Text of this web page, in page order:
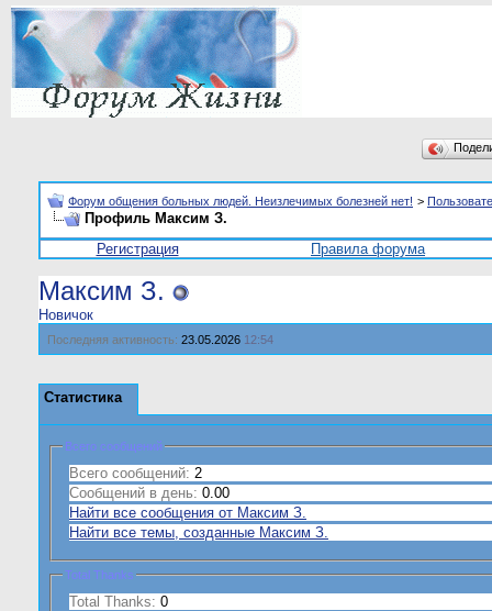
Форум общения больных людей. Неизлечимых болезней нет! >
Профиль Максим З.
Регистрация
Правила форума
Максим З.
Новичок
Последняя активность: 23.05.2026 12:54
Статистика
Всего сообщений
Всего сообщений: 2
Сообщений в день: 0.00
Найти все сообщения от Максим З.
Найти все темы, созданные Максим З.
Total Thanks
Total Thanks: 0